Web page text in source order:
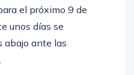
el próximo 9 de
unos días se
abajo ante las